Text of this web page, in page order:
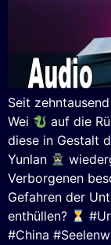
Seit
Wei
auf die
diese in Gestalt
Yunlan
Verborgenen
Gefahren der
enthüllen?
#China